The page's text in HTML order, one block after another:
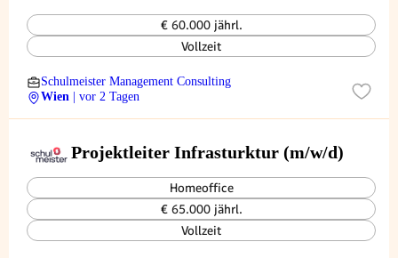
€ 60.000 jährl.
Vollzeit
Schulmeister Management Consulting
Wien
| vor 2 Tagen
Projektleiter Infrasturktur (m/w/d)
Homeoffice
€ 65.000 jährl.
Vollzeit